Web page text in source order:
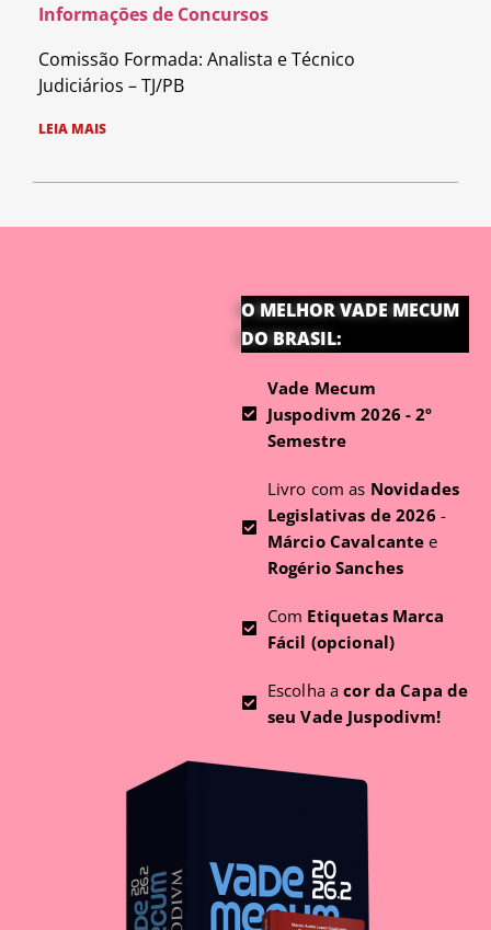
Informações de Concursos
Comissão Formada: Analista e Técnico
Judiciários – TJ/PB
LEIA MAIS
O MELHOR VADE MECUM
DO BRASIL:
Vade Mecum
Juspodivm 2026 - 2º
Semestre
Livro com as Novidades
Legislativas de 2026 -
Márcio Cavalcante e
Rogério Sanches
Com Etiquetas Marca
Fácil (opcional)
Escolha acor da Capa de
seu Vade Juspodivm!